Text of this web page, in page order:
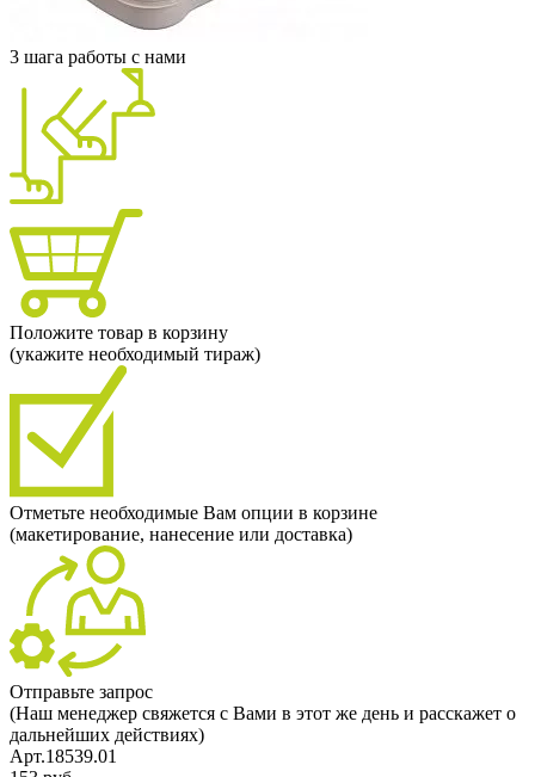
3 шага работы с нами
Положите товар в корзину
(укажите необходимый тираж)
Отметьте необходимые Вам опции в корзине
(макетирование, нанесение или доставка)
Отправьте запрос
(Наш менеджер свяжется с Вами в этот же день и расскажет о
дальнейших действиях)
Арт.18539.01